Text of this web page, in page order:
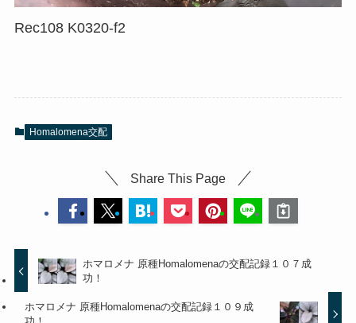
Rec108 K0320-f2
Homalomena交配
Share This Page
ホマロメナ 原種Homalomenaの交配記録１０７成
功！
ホマロメナ 原種Homalomenaの交配記録１０９成